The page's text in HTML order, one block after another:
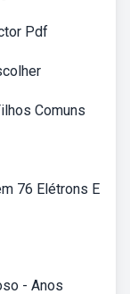
Pdf
Comuns
76 Elétrons E
- Anos